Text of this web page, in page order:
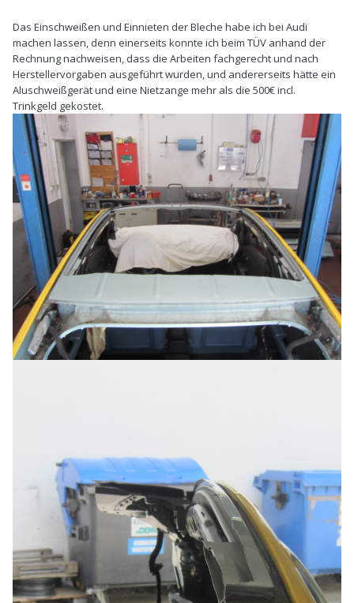
Das Einschweißen und Einnieten der Bleche habe ich bei Audi
machen lassen, denn einerseits konnte ich beim TÜV anhand der
Rechnung nachweisen, dass die Arbeiten fachgerecht und nach
Herstellervorgaben ausgeführt wurden, und andererseits hätte ein
Aluschweißgerät und eine Nietzange mehr als die 500€ incl.
Trinkgeld gekostet.